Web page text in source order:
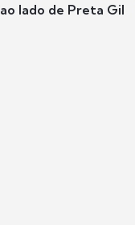
ao lado de Preta Gil